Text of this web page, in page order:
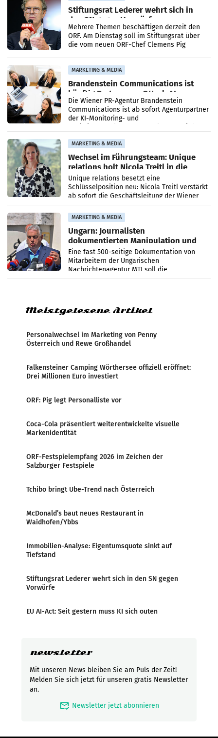
Stiftungsrat Lederer wehrt sich in
den SN gegen Vorwürfe
Mehrere Themen beschäftigen derzeit den
ORF. Am Dienstag soll im Stiftungsrat über
die vom neuen ORF-Chef Clemens Pig
MARKETING & MEDIA
Brandenstein Communications ist
künftig Partner von OtterlyAI
Die Wiener PR-Agentur Brandenstein
Communications ist ab sofort Agenturpartner
der KI-Monitoring- und
MARKETING & MEDIA
Wechsel im Führungsteam: Unique
relations holt Nicola Treitl in die
Geschäftsleitung
Unique relations besetzt eine
Schlüsselposition neu: Nicola Treitl verstärkt
ab sofort die Geschäftsleitung der Wiener
PR-Agentur an der Seite von Josef Kalina und
Anna Kalina-Mahr.
MARKETING & MEDIA
Ungarn: Journalisten
dokumentierten Manipulation und
Zensur
Eine fast 500-seitige Dokumentation von
Mitarbeitern der Ungarischen
Nachrichtenagentur MTI soll die
systematische Nachrichten-Manipulation und
Meistgelesene Artikel
Personalwechsel im Marketing von Penny
Österreich und Rewe Großhandel
Falkensteiner Camping Wörthersee offiziell eröffnet:
Drei Millionen Euro investiert
ORF: Pig legt Personalliste vor
Coca-Cola präsentiert weiterentwickelte visuelle
Markenidentität
ORF-Festspielempfang 2026 im Zeichen der
Salzburger Festspiele
Tchibo bringt Ube-Trend nach Österreich
McDonald’s baut neues Restaurant in
Waidhofen/Ybbs
Immobilien-Analyse: Eigentumsquote sinkt auf
Tiefstand
Stiftungsrat Lederer wehrt sich in den SN gegen
Vorwürfe
EU AI-Act: Seit gestern muss KI sich outen
newsletter
Mit unseren News bleiben Sie am Puls der Zeit!
Melden Sie sich jetzt für unseren gratis Newsletter
an.
mark_email_read Newsletter jetzt abonnieren